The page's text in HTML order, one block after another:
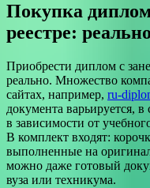
Покупка
реестре:
Приобрести диплом с
реально. Множество
сайтах, например, ru-
документа варьируется,
в зависимости от
В комплект входят:
выполненные на
можно даже готовый
вуза или техникума.